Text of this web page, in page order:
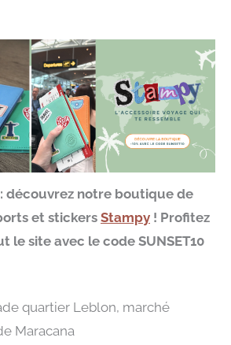
découvrez notre boutique de
et stickers Stampy ! Profitez
le site avec le code SUNSET10
quartier Leblon, marché
Maracana